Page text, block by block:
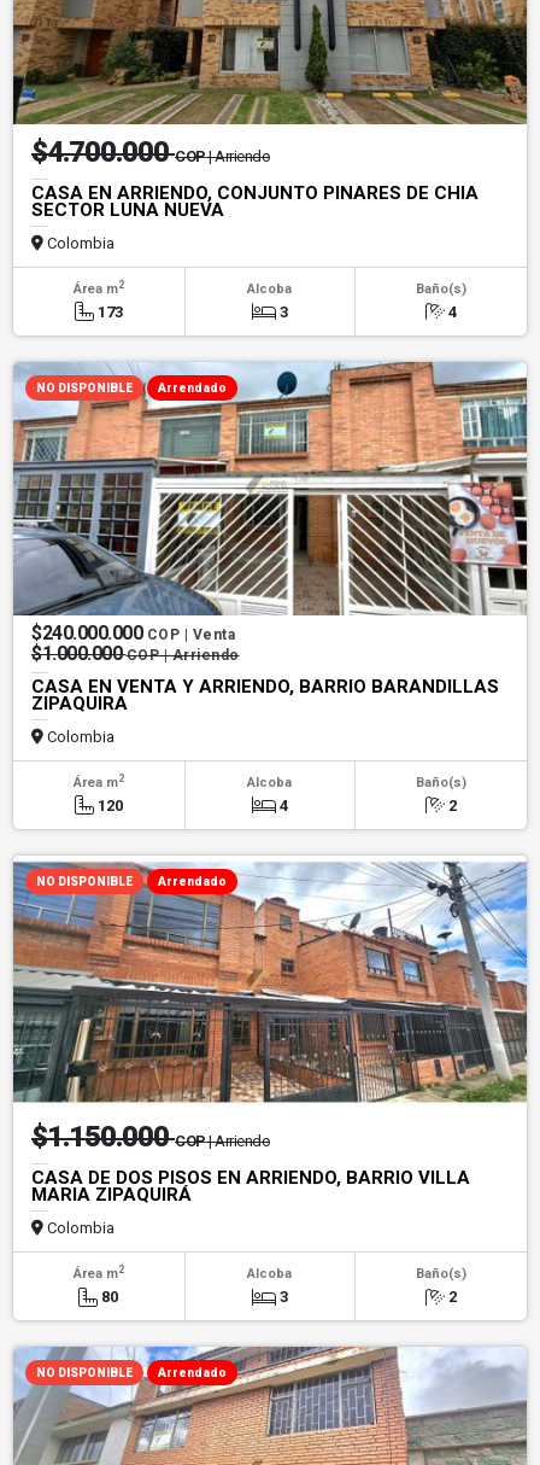
$4.700.000COP| Arriendo
CASA EN ARRIENDO, CONJUNTO PINARES DE CHIA
SECTOR LUNA NUEVA
Colombia
Área m2
173
Alcoba
3
Baño(s)
4
NO DISPONIBLE Arrendado
$240.000.000 COP | Venta
$1.000.000COP | Arriendo
CASA EN VENTA Y ARRIENDO, BARRIO BARANDILLAS
ZIPAQUIRA
Colombia
Área m2
120
Alcoba
4
Baño(s)
2
NO DISPONIBLE Arrendado
$1.150.000COP| Arriendo
CASA DE DOS PISOS EN ARRIENDO, BARRIO VILLA
MARIA ZIPAQUIRÁ
Colombia
Área m2
80
Alcoba
3
Baño(s)
2
NO DISPONIBLE Arrendado